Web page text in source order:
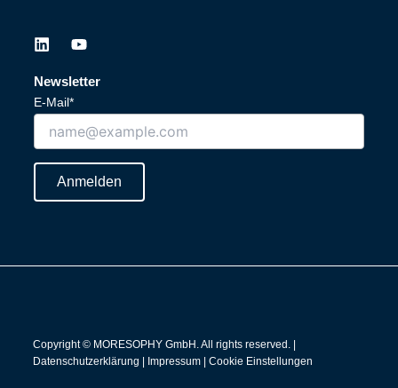
L
n
k
e
Y
u
t
e
Newsletter
E-Mail*
Anmelden
Copyright © MORESOPHY GmbH. All rights reserved. |
Datenschutzerklärung
Impressum| Cookie Einstellungen